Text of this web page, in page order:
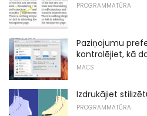
PROGRAMMATŪRA
Paziņojumu
kontrolējiet, kā
MACS
Izdrukājiet
PROGRAMMATŪRA